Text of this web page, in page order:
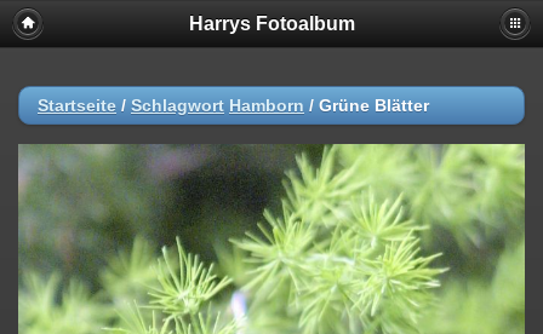
Harrys Fotoalbum
Startseite / Schlagwort Hamborn / Grüne Blätter